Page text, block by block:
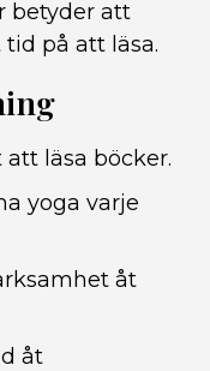
betyder att
på att läsa.
läsa böcker.
yoga varje
åt
åt